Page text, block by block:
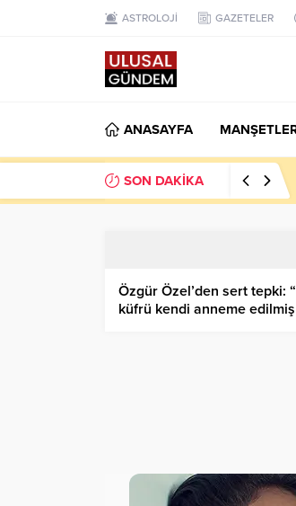
ASTROLOJİ GAZETELER
ANASAYFA
SON DAKİKA
Özgür Özel’den sert tepki:
küfrü kendi anneme edilmiş